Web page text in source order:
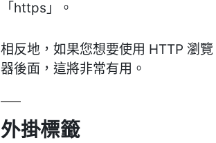
「https」。
相反地，如果您想要使用 HTTP 瀏
器後面，這將非常有用。
外掛標籤